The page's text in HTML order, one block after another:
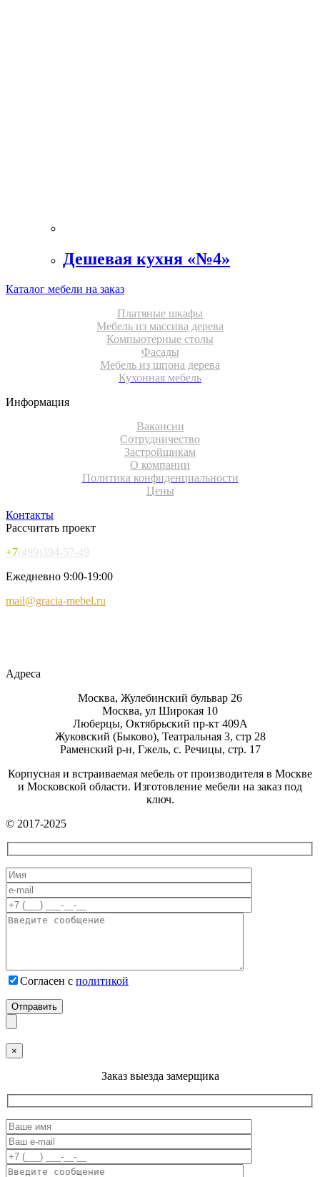
Дешевая кухня «№4»
Каталог мебели на заказ
Платяные шкафы
Мебель из массива дерева
Компьютерные столы
Фасады
Мебель из шпона дерева
Кухонная мебель
Информация
Вакансии
Сотрудничество
Застройщикам
О компании
Политика конфиденциальности
Цены
Контакты
Рассчитать проект
+7(499)394-57-49
Ежедневно 9:00-19:00
mail@gracia-mebel.ru
Адреса
Москва, Жулебинский бульвар 26
Москва, ул Широкая 10
Люберцы, Октябрьский пр-кт 409А
Жуковский (Быково), Театральная 3, стр 28
Раменский р-н, Гжель, с. Речицы, стр. 17
Корпусная и встраиваемая мебель от производителя в Москве
и Московской области. Изготовление мебели на заказ под
ключ.
© 2017-2025
Согласен с политикой
×
Заказ выезда замерщика